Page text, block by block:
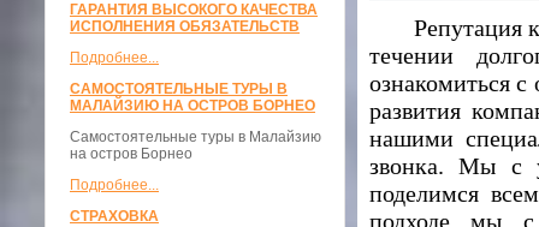
ГАРАНТИЯ ВЫСОКОГО КАЧЕСТВА
ИСПОЛНЕНИЯ ОБЯЗАТЕЛЬСТВ
Подробнее...
САМОСТОЯТЕЛЬНЫЕ ТУРЫ В
МАЛАЙЗИЮ НА ОСТРОВ БОРНЕО
Самостоятельные туры в Малайзию
на остров Борнео
Подробнее...
СТРАХОВКА
Репутация
течении
ознакомиться
развития
нашими
звонка. Мы с
поделимся
подходе мы с